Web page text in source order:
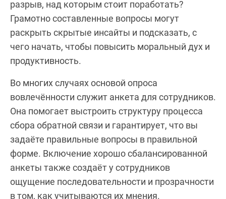
разрыв, над которым стоит поработать?
Грамотно составленные вопросы могут
раскрыть скрытые инсайты и подсказать, с
чего начать, чтобы повысить моральный дух и
продуктивность.
Во многих случаях основой опроса
вовлечённости служит анкета для сотрудников.
Она помогает выстроить структуру процесса
сбора обратной связи и гарантирует, что вы
задаёте правильные вопросы в правильной
форме. Включение хорошо сбалансированной
анкеты также создаёт у сотрудников
ощущение последовательности и прозрачности
в том, как учитываются их мнения.